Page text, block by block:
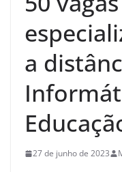
a
27 de junho de 2023